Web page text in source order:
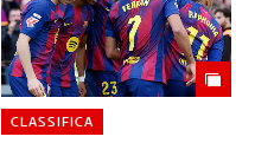
CLASSIFICA